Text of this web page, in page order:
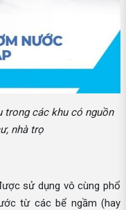
trong các khu có nguồn
nhà trọ
sử dụng vô cùng phổ
từ các bể ngầm (hay